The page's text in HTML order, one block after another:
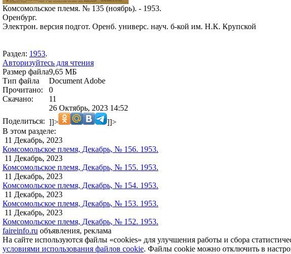
Комсомольское племя. № 135 (ноябрь). - 1953.
Оренбург.
Электрон. версия подгот. Оренб. универс. науч. б-кой им. Н.К. Крупской
Раздел: 1953.
Авторизуйтесь для чтения
Размер файла9,65 МБ
Тип файла
Document Adobe
Прочитано:
0
Скачано:
11
26 Октябрь, 2023 14:52
Поделиться: ]]>
]]>
В этом разделе:
11 Декабрь, 2023
Комсомольское племя, Декабрь, № 156. 1953.
11 Декабрь, 2023
Комсомольское племя, Декабрь, № 155. 1953.
11 Декабрь, 2023
Комсомольское племя, Декабрь, № 154. 1953.
11 Декабрь, 2023
Комсомольское племя, Декабрь, № 153. 1953.
11 Декабрь, 2023
Комсомольское племя, Декабрь, № 152. 1953.
faireinfo.ru объявления, реклама
На сайте используются файлы «cookies» для улучшения работы и сбора
условиями использования файлов cookie. Файлы cookie можно отключить в